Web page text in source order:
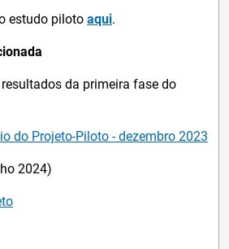
estudo piloto aqui.
da primeira fase do
do Projeto-Piloto - dezembro 2023
2024)